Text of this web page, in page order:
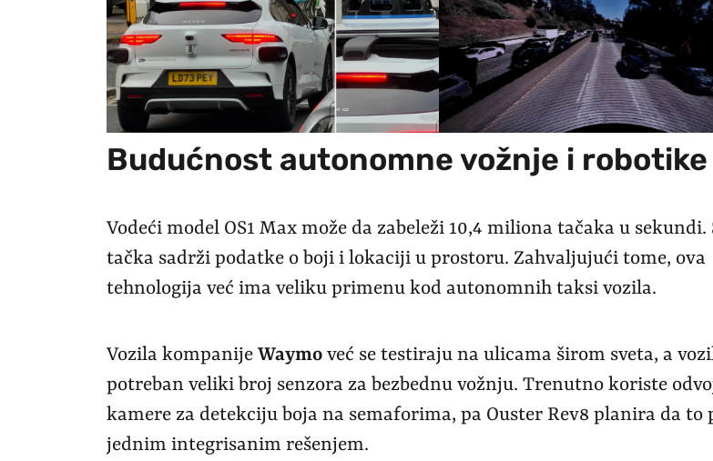
Budućnost autonomne vožnje i robotike
Vodeći model OS1 Max može da zabeleži 10,4 miliona tačaka u sekundi.
tačka sadrži podatke o boji i lokaciji u prostoru. Zahvaljujući tome, ova
tehnologija već ima veliku primenu kod autonomnih taksi vozila.
Vozila kompanije Waymo već se testiraju na ulicama širom sveta, a
potreban veliki broj senzora za bezbednu vožnju. Trenutno koriste
kamere za detekciju boja na semaforima, pa Ouster Rev8 planira da to
jednim integrisanim rešenjem.